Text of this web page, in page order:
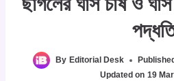
By Editorial Desk
Updated on 19